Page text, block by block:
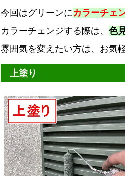
今回はグリーンにカラーチェ
カラーチェンジする際は、 色
雰囲気を変えたい方は、お気
上塗り